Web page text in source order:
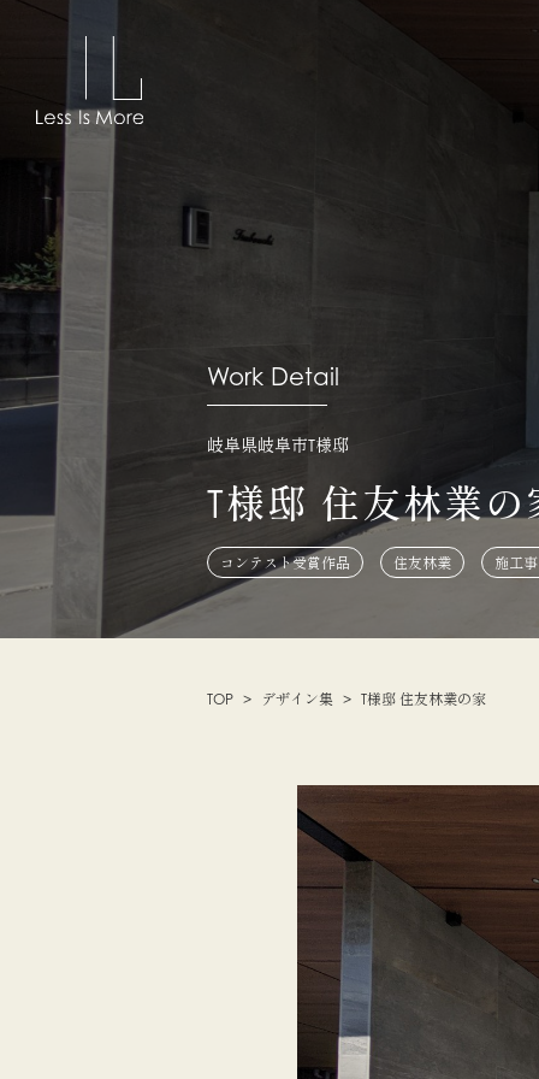
Work Detail
岐阜県岐阜市T様邸
T様邸 住友林業の
コンテスト受賞作品 住友林業 施工
TOP デザイン集 T様邸 住友林業の家